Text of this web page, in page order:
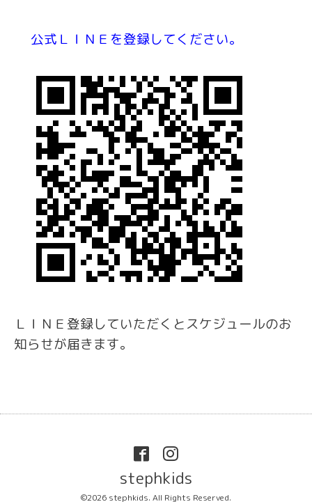
公式ＬＩＮＥを登録してください。
ＬＩＮＥ登録していただくとスケジュールのお
知らせが届きます。
stephkids
©2026 stephkids. All Rights Reserved.